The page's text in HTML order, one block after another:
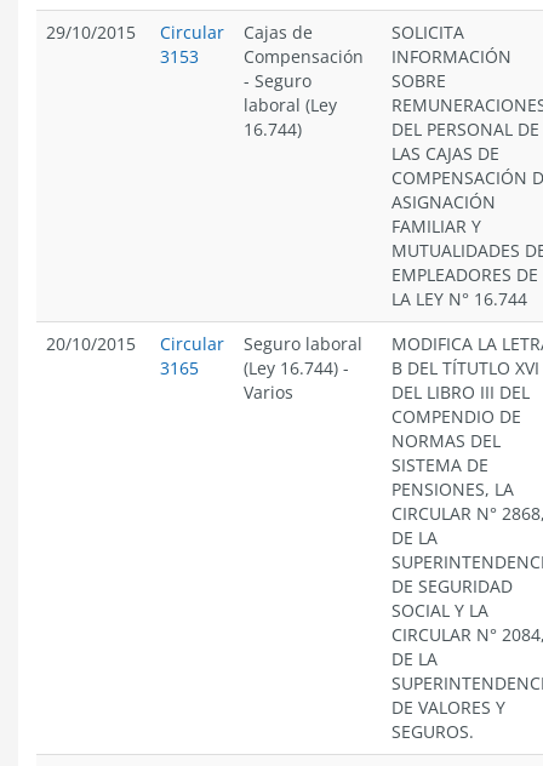
29/10/2015
Circular
3153
Cajas de
Compensación
- Seguro
laboral (Ley
16.744)
SOLICITA
INFORMACIÓN
SOBRE
DEL PERSONAL DE
LAS CAJAS DE
COMPENSACIÓN
ASIGNACIÓN
FAMILIAR Y
MUTUALIDADES
EMPLEADORES DE
LA LEY N° 16.744
20/10/2015
Circular
3165
Seguro laboral
(Ley 16.744) -
Varios
MODIFICA LA
B DEL TÍTUTLO XVI
DEL LIBRO III DEL
COMPENDIO DE
NORMAS DEL
SISTEMA DE
PENSIONES, LA
CIRCULAR N°
DE LA
DE SEGURIDAD
SOCIAL Y LA
CIRCULAR N°
DE LA
DE VALORES Y
SEGUROS.